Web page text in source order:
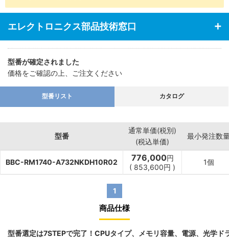
エレクトロニクス部品技術窓口
型番が確定されました
価格をご確認の上、ご注文ください
型番リスト カタログ
型番
通常単価(税別)
(税込単価)
最小発注数
BBC-RM1740-A732NKDH10R02 776,000円
( 853,600円 )
1個
1
商品仕様
型番選定は7STEPで完了！CPUタイプ、メモリ容量、電源、光学